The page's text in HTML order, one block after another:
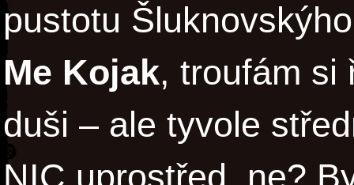
pustotu
Me Kojak, troufám si
duši – ale tyvole
NIC uprostřed, ne?